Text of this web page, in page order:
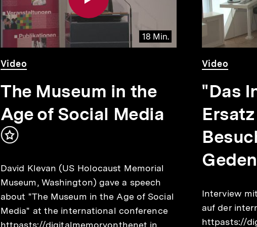
18 Min.
Video
Dauer
18
Min.
Video
The Museum in the
Age of Social Media
Inhalt
David Klevan (US Holocaust Memorial
Museum, Washington) gave a speech
about "The Museum in the Age of Social
Media" at the international conference
httpasts://digitalmemoryonthenet in
Video
Dauer
6
Min.
Video
"Das
Interview
auf der
httpasts://